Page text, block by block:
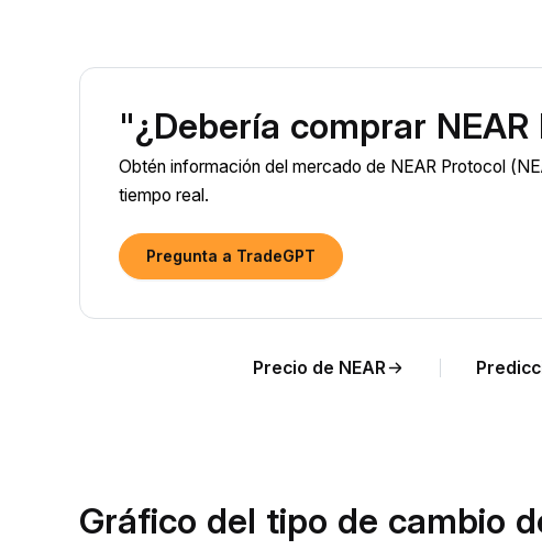
"¿Debería comprar
Obtén información del mercado de NEAR Protocol
tiempo real.
Pregunta a TradeGPT
Precio de NEAR
Gráfico del tipo de cambio